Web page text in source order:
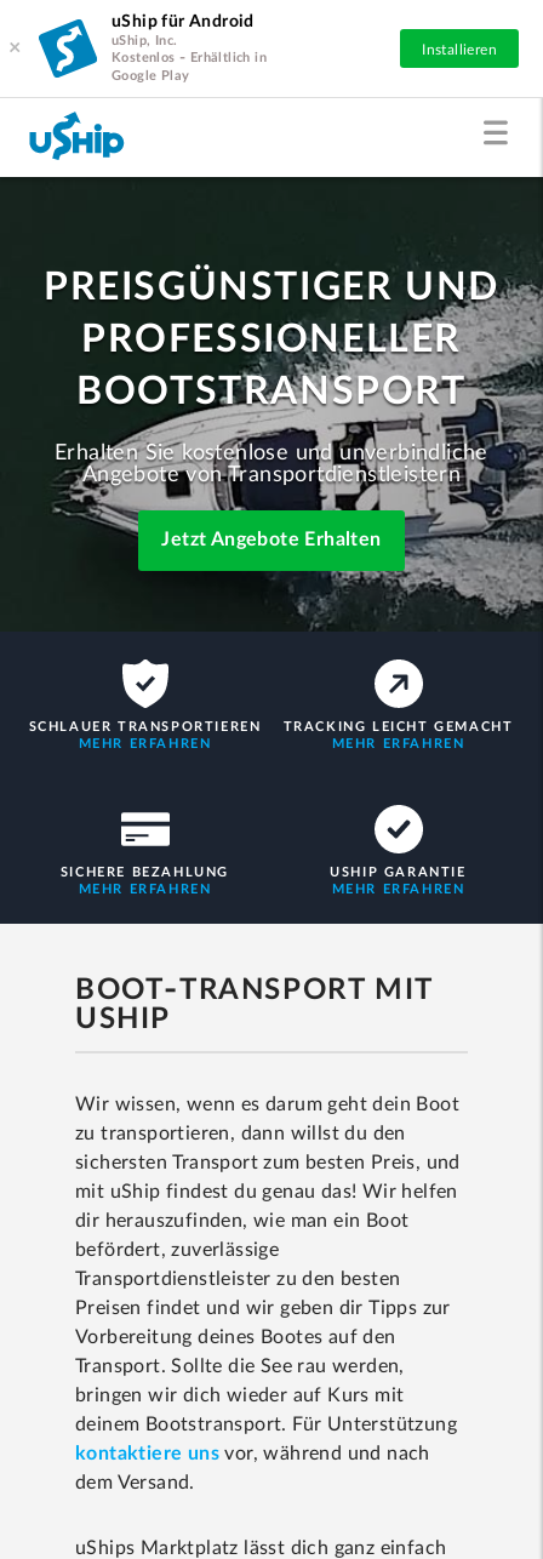
×
uShip für Android
uShip, Inc.
Kostenlos - Erhältlich in
Google Play
Installieren
PREISGÜNSTIGER UND
PROFESSIONELLER
BOOTSTRANSPORT
Erhalten Sie kostenlose und unverbindliche
Angebote von Transportdienstleistern
Jetzt Angebote Erhalten
SCHLAUER TRANSPORTIEREN
MEHR ERFAHREN
TRACKING LEICHT GEMACHT
MEHR ERFAHREN
SICHERE BEZAHLUNG
MEHR ERFAHREN
USHIP GARANTIE
MEHR ERFAHREN
BOOT-TRANSPORT MIT
USHIP
Wir wissen, wenn es darum geht dein Boot
zu transportieren, dann willst du den
sichersten Transport zum besten Preis, und
mit uShip findest du genau das! Wir helfen
dir herauszufinden, wie man ein Boot
befördert, zuverlässige
Transportdienstleister zu den besten
Preisen findet und wir geben dir Tipps zur
Vorbereitung deines Bootes auf den
Transport. Sollte die See rau werden,
bringen wir dich wieder auf Kurs mit
deinem Bootstransport. Für Unterstützung
kontaktiere uns vor, während und nach
dem Versand.
uShips Marktplatz lässt dich ganz einfach